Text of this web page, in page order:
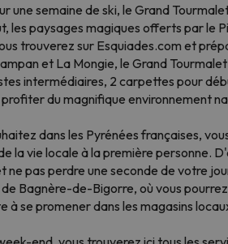
semaine de ski, le Grand
paysages magiques offerts par le
trouverez sur Esquiades.com et
et La Mongie, le Grand
intermédiaires, 2 carpettes pour
du magnifique environnement
dans les Pyrénées françaises,
la vie locale à la première personne.
pas perdre une seconde de votre
de Bagnère-de-Bigorre, où vous
se promener dans les magasins